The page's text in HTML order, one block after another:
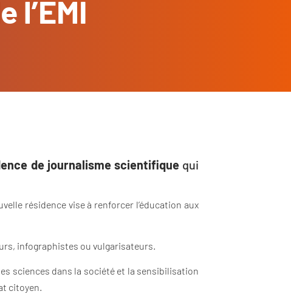
de journalisme scientifiquequi
résidence vise à renforcer l’éducation aux
infographistes ou vulgarisateurs.
sciences dans la société et la sensibilisation
citoyen.